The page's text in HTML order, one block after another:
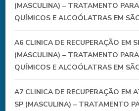
(MASCULINA) – TRATAMENTO
QUÍMICOS E ALCOÓLATRAS EM
A6 CLINICA DE RECUPERAÇÃO EM
(MASCULINA) – TRATAMENTO
QUÍMICOS E ALCOÓLATRAS EM
A7 CLINICA DE RECUPERAÇÃO EM
SP (MASCULINA) – TRATAMENTO